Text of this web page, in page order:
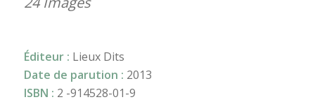
Éditeur : Lieux Dits
Date de parution : 2013
ISBN : 2 -914528-01-9